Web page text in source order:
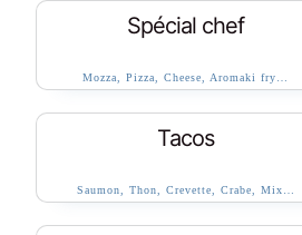
Spécial chef
Mozza, Pizza, Cheese, Aromaki fry…
Tacos
Saumon, Thon, Crevette, Crabe, Mix…